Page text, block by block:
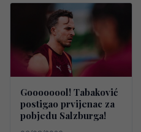
Goooooool! Tabaković
postigao prvijenac za
pobjedu Salzburga!